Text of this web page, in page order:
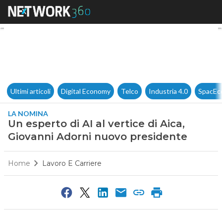
Un esperto di AI al vertice di
Ultimi articoli Digital Economy Telco Industria 4.0
LA NOMINA
Un esperto di AI al vertice di Aica,
Giovanni Adorni nuovo presidente
Home Lavoro E Carriere